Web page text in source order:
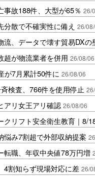
事故188件、大型が65％ 26/
分散で不確実性に備え 26/
流、データで壊す貿易DXの
超が物流業者を併用 26/08/06
が7月累計50件に 26/08/06
検査、766件を使用停止
アリ女王アリ確認 26/08/06
クリフト安全衛生教育｜8/
悩み7割超で外部収納提案
転職、年収中央値78万円増
4割知らず現場対応に差 26/